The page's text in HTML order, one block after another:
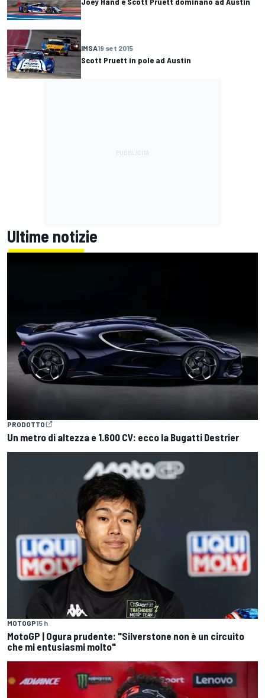
IMSA19 set 2015
Scott Pruett in pole ad Austin
Ultime notizie
PRODOTTO
Un metro di altezza e 1.600 CV: ecco la Bugatti Destrier
MOTOGP15 h
MotoGP | Ogura prudente: "Silverstone non è un circuito
che mi entusiasmi molto"